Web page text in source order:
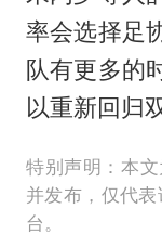
率会选择足
队有更多的
以重新回归
特别声明：本
并发布，仅代
台。